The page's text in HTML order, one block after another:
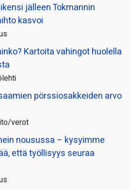
jälleen Tokmannin
kasvoi
Kartoita vahingot huolella
pörssi­osakkeiden arvo
verot
nousussa – kysyimme
että työllisyys seuraa